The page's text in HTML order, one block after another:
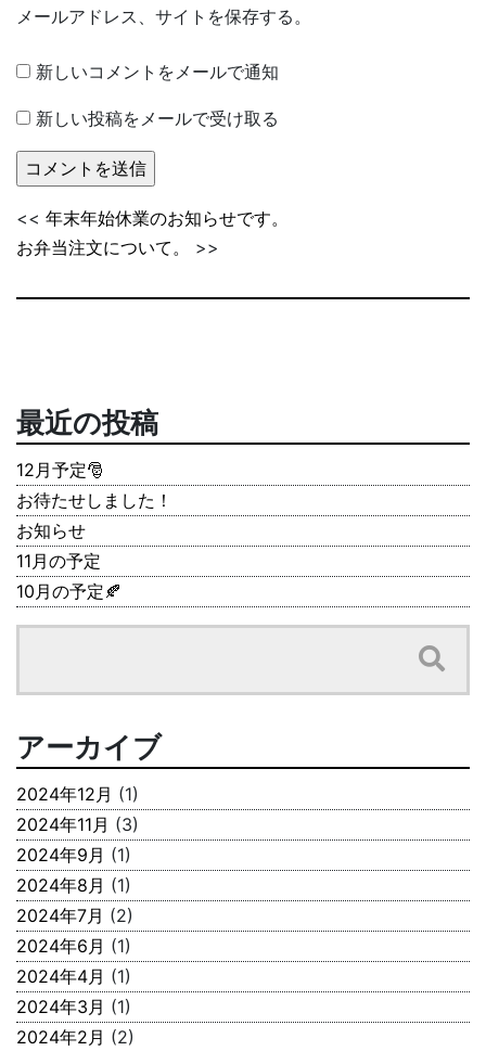
メールアドレス、サイトを保存する。
新しいコメントをメールで通知
新しい投稿をメールで受け取る
<< 年末年始休業のお知らせです。
お弁当注文について。
>>
最近の投稿
12月予定🎅
お待たせしました！
お知らせ
11月の予定
10月の予定🍂
アーカイブ
2024年12月 (1)
2024年11月 (3)
2024年9月 (1)
2024年8月 (1)
2024年7月 (2)
2024年6月 (1)
2024年4月 (1)
2024年3月 (1)
2024年2月 (2)